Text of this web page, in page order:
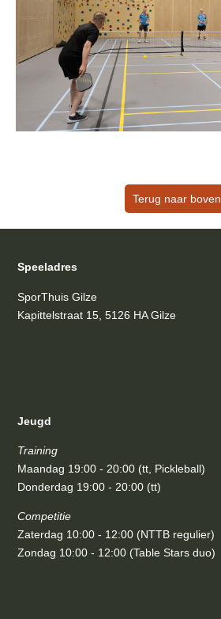
Terug naar boven
Speeladres
SporThuis Gilze
Kapittelstraat 15, 5126 HA Gilze
Jeugd
Training
Maandag 19:00 - 20:00 (tt, Pickleball)
Donderdag 19:00 - 20:00 (tt)
Competitie
Zaterdag 10:00 - 12:00 (NTTB regulier)
Zondag 10:00 - 12:00 (Table Stars duo)